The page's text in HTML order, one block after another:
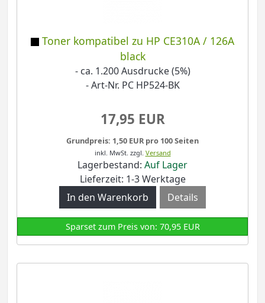
Toner kompatibel zu HP CE310A / 126A
black
- ca. 1.200 Ausdrucke (5%)
- Art-Nr. PC HP524-BK
17,95 EUR
Grundpreis: 1,50 EUR pro 100 Seiten
inkl. MwSt. zzgl. Versand
Lagerbestand: Auf Lager
Lieferzeit: 1-3 Werktage
Details
Sparset zum Preis von: 70,95 EUR